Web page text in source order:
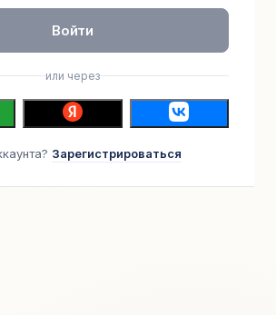
Войти
или через
Зарегистрироваться